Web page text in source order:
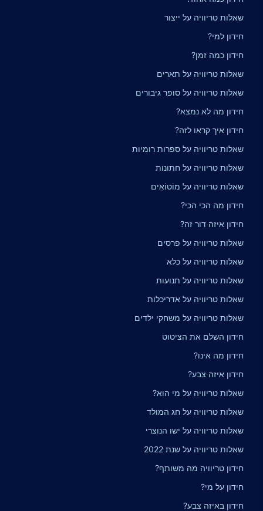
שאלות טריוויה על ייצור
חידון למי?
חידון כמה זמן?
שאלות טריוויה על תארים
שאלות טריוויה על סופר גיבורים
חידון מה לא נמצא?
חידון איך קראו לזה?
שאלות טריוויה על ספרות רומיות
שאלות טריוויה על חתונות
שאלות טריוויה על מוֹטוֹאִים
חידון מה הכי הכי?
חידון איזה דור זה?
שאלות טריוויה על פרסים
שאלות טריוויה על כלא
שאלות טריוויה על תנועות
שאלות טריוויה על אדריכלות
שאלות טריוויה על משחקי ילדים
חידון השלם את הציטוט
חידון מה אינו?
חידון איזה צבע?
שאלות טריוויה על מי הוא?
שאלות טריוויה על חג המולד
שאלות טריוויה על ישו הנוצרי
שאלות טריוויה על שנת 2022
חידון טריוויה מה משותף?
חידון על מי?
חידון באיזה צבע?